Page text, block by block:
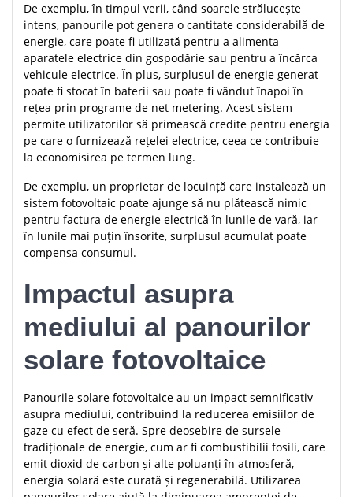
De exemplu, în timpul verii, când soarele strălucește
intens, panourile pot genera o cantitate considerabilă de
energie, care poate fi utilizată pentru a alimenta
aparatele electrice din gospodărie sau pentru a încărca
vehicule electrice. În plus, surplusul de energie generat
poate fi stocat în baterii sau poate fi vândut înapoi în
rețea prin programe de net metering. Acest sistem
permite utilizatorilor să primească credite pentru energia
pe care o furnizează rețelei electrice, ceea ce contribuie
la economisirea pe termen lung.
De exemplu, un proprietar de locuință care instalează un
sistem fotovoltaic poate ajunge să nu plătească nimic
pentru factura de energie electrică în lunile de vară, iar
în lunile mai puțin însorite, surplusul acumulat poate
compensa consumul.
Impactul asupra
mediului al panourilor
solare fotovoltaice
Panourile solare fotovoltaice au un impact semnificativ
asupra mediului, contribuind la reducerea emisiilor de
gaze cu efect de seră. Spre deosebire de sursele
tradiționale de energie, cum ar fi combustibilii fosili, care
emit dioxid de carbon și alte poluanți în atmosferă,
energia solară este curată și regenerabilă. Utilizarea